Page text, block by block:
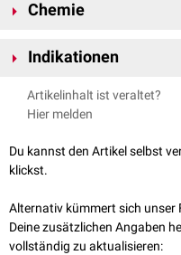
Chemie
59 84N16O12und die auf die
Innerhalb desMolekülsbefinden
dem Leuprorelin einen
Indikationen
pharmakologische Therapie
Pubertas praecox
werden
Myome
Brustkrebs
Hemmung des
Sexualtriebes
Artikelinhalt ist veraltet?
Hier melden
Du kannst den Artikel selbst
klickst.
Alternativ kümmert sich unser
Deine zusätzlichen Angaben
vollständig zu aktualisieren: